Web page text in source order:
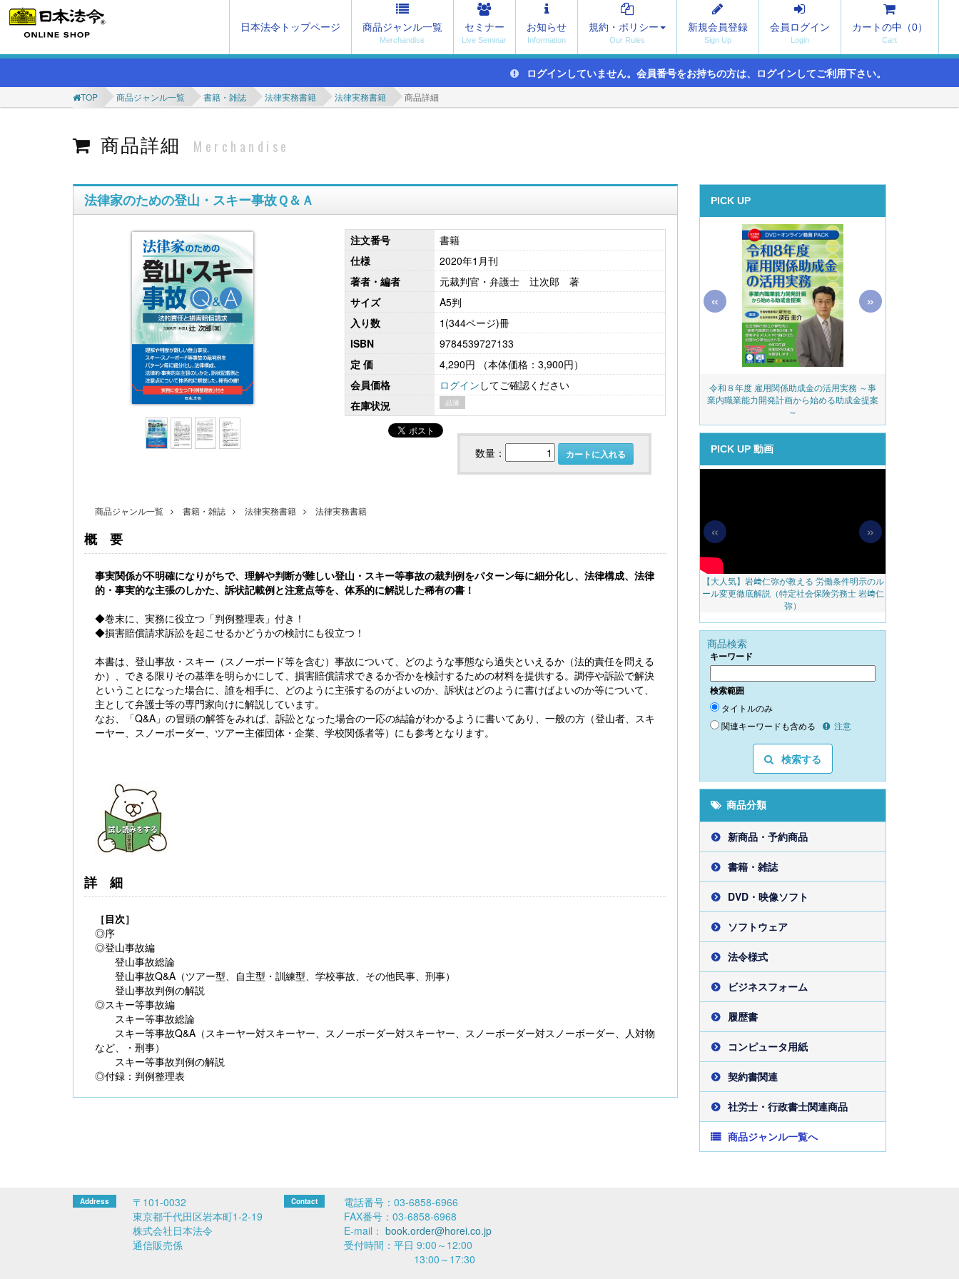
日本法令トップページ 商品ジャンル一覧 セミナー お知らせ 規約・ポリシー 新規会員登録 会員ログイン カートの中（0）
ログインしていません。会員番号をお持ちの方は、ログインしてご利用下さい。
TOP 商品ジャンル一覧 書籍・雑誌 法律実務書籍 法律実務書籍 商品詳細
商品詳細 Merchandise
法律家のための登山・スキー事故Ｑ＆Ａ
注文番号
書籍
仕様
2020年1月刊
著者・編者
元裁判官・弁護士 辻次郎 著
サイズ
A5判
入り数
1(344ページ)冊
ISBN
9784539727133
定 価
4,290円
（本体価格：3,900円）
会員価格
ログイン してご確認ください
在庫状況
品薄
数量： カートに入れる
商品ジャンル一覧 書籍・雑誌 法律実務書籍 法律実務書籍
概要
事実関係が不明確になりがちで、理解や判断が難しい登山・スキー等事故の裁判例をパターン毎に細分化し、法律構成、法律
的・事実的な主張のしかた、訴状記載例と注意点等を、体系的に解説した稀有の書！
◆巻末に、実務に役立つ「判例整理表」付き！
◆損害賠償請求訴訟を起こせるかどうかの検討にも役立つ！
本書は、登山事故・スキー（スノーボード等を含む）事故について、どのような事態なら過失といえるか（法的責任を問える
か）、できる限りその基準を明らかにして、損害賠償請求できるか否かを検討するための材料を提供する。調停や訴訟で解決
ということになった場合に、誰を相手に、どのように主張するのがよいのか、訴状はどのように書けばよいのか等について、
主として弁護士等の専門家向けに解説しています。
なお、「Q&A」の冒頭の解答をみれば、訴訟となった場合の一応の結論がわかるように書いてあり、一般の方（登山者、スキ
ーヤー、スノーボーダー、ツアー主催団体・企業、学校関係者等）にも参考となります。
詳細
［目次］
◎序
◎登山事故編
登山事故総論
登山事故Q&A（ツアー型、自主型・訓練型、学校事故、その他民事、刑事）
登山事故判例の解説
◎スキー等事故編
スキー等事故総論
スキー等事故Q&A（スキーヤー対スキーヤー、スノーボーダー対スキーヤー、スノーボーダー対スノーボーダー、人対物
など、・刑事）
スキー等事故判例の解説
◎付録：判例整理表
PICK UP
〔改訂版〕Excelでできる 産前産後休業・育
児休業《簡単》管理
こども性暴力防止法（日本版DBS）対応実務
社会保険労務士のための 労務・安全衛生コ
ンプライアンス・チェック
令和８年度 雇用関係助成金の活用実務 ～事
業内職業能力開発計画から始める助成金提案
～
« »
PICK UP 動画
無料配信】技能実習廃止・新制度移行、特定技
能２号の対象拡大･･･ 改正対応＆社労士のコンサ
ール の見どころ
【大注目】令和６年度 介護事業所の処遇改善加
算・補助金の実務（介護人材コンサルタント
【大人気】岩﨑仁弥が教える 労働条件明示のル
ール変更徹底解説（特定社会保険労務士 岩﨑仁
弥）
【大注目】令和６年度 介護事業所の処遇改善加
« »
商品検索
キーワード
検索範囲
タイトルのみ
関連キーワードも含める
注意
検索する
商品分類
新商品・予約商品
書籍・雑誌
DVD・映像ソフト
ソフトウェア
法令様式
ビジネスフォーム
履歴書
コンピュータ用紙
契約書関連
社労士・行政書士関連商品
商品ジャンル一覧へ
〒101-0032
東京都千代田区岩本町1-2-19
株式会社日本法令
通信販売係
電話番号：03-6858-6966
FAX番号：03-6858-6968
E-mail： book.order@horei.co.jp
受付時間：平日 9:00～12:00
13:00～17:30